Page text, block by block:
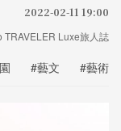
2022-02-11 19:00
Luxe旅人誌
#藝文 #藝術